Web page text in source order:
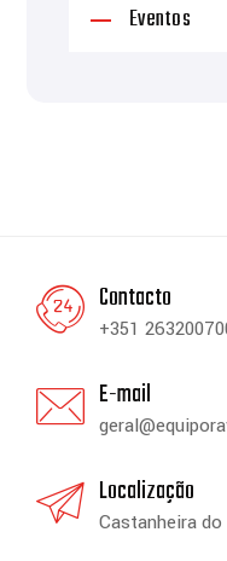
Eventos
Contacto
+351
E-mail
Localização
Castanheira